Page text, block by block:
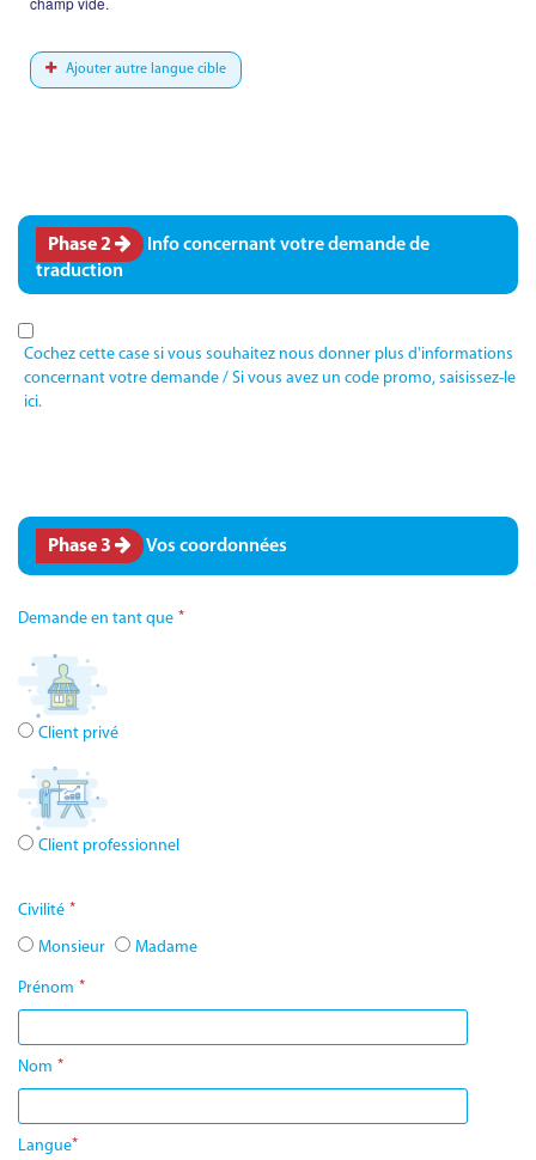
Ajouter autre langue cible
Phase2
Info concernant votre demande de
traduction
Cochez cette case si vous souhaitez nous donner plus d'informations
concernant votre demande / Si vous avez un code promo, saisissez-le
ici.
Phase3 Vos coordonnées
Demande en tant que *
Client privé
Client professionnel
Civilité *
Monsieur Madame
Prénom *
Nom *
Langue*